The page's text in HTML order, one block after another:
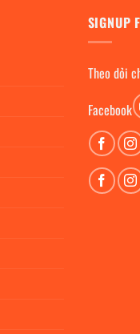
SIGNUP
Theo dỏi
Facebook